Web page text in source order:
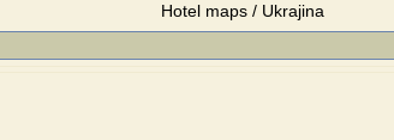
Hotel maps / Ukrajina